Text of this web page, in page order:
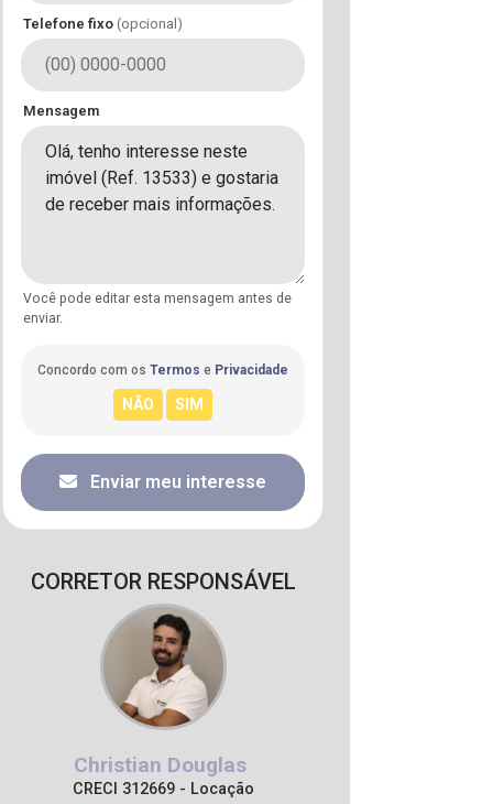
Telefone fixo (opcional)
Mensagem
Você pode editar esta mensagem antes de
enviar.
Concordo com os Termos e Privacidade
Enviar meu interesse
CORRETOR RESPONSÁVEL
Christian Douglas
CRECI 312669 - Locação